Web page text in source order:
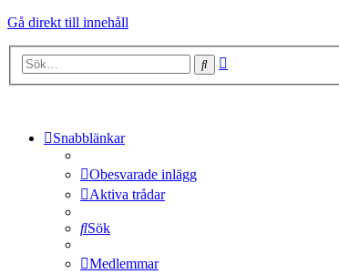
Gå direkt till innehåll
Sök
Snabblänkar
Obesvarade inlägg
Aktiva trådar
Sök
Medlemmar